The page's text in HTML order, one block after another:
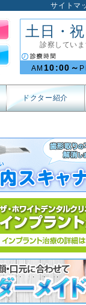
サイトマ
土日・祝
診察していま
AM 10:00～
ドクター紹介